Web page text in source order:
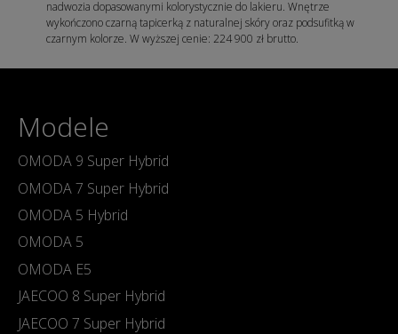
nadwozia dopasowanymi kolorystycznie do lakieru. Wnętrze
wykończono czarną tapicerką z naturalnej skóry oraz podsufitką w
czarnym kolorze. W wyższej cenie: 224 900 zł brutto.
Modele
OMODA 9 Super Hybrid
OMODA 7 Super Hybrid
OMODA 5 Hybrid
OMODA 5
OMODA E5
JAECOO 8 Super Hybrid
JAECOO 7 Super Hybrid